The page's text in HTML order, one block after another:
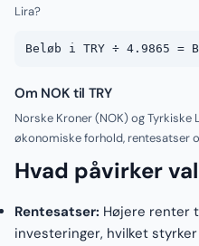
Lira?
Beløb i TRY ÷ 4.9865 =
Om NOK til TRY
Norske Kroner (NOK) og Tyrkiske
økonomiske forhold, rentesatser
Hvad påvirker
Rentesatser: Højere renter
investeringer, hvilket